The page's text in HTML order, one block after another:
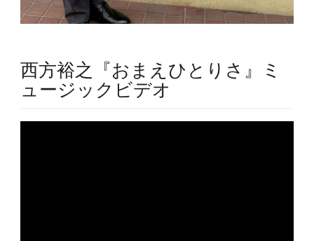
西方裕之『おまえひとりさ』ミ
ュージックビデオ